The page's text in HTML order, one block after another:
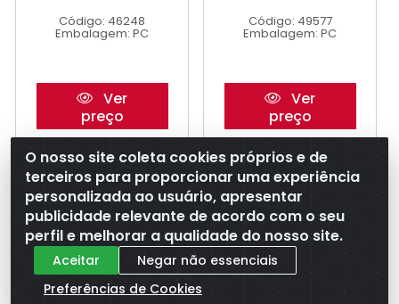
Código: 46248
Embalagem: PC
Ver
preço
Código: 49577
Embalagem: PC
Ver
preço
O nosso site coleta cookies próprios e de
terceiros para proporcionar uma experiência
personalizada ao usuário, apresentar
publicidade relevante de acordo com o seu
perfil e melhorar a qualidade do nosso site.
Aceitar
Negar não essenciais
Preferências de Cookies